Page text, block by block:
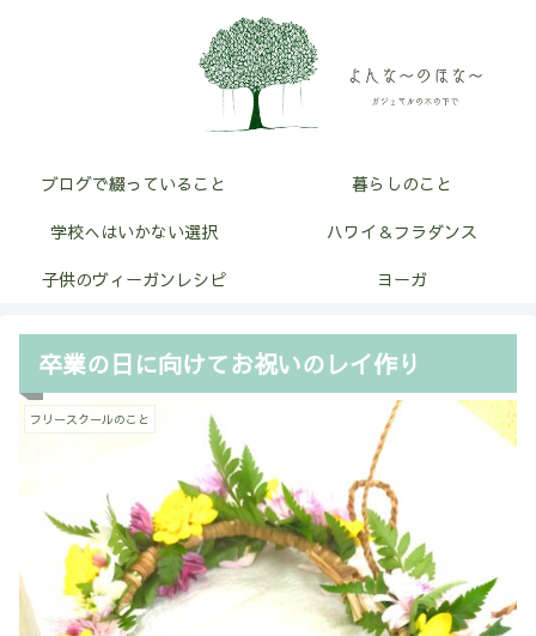
ブログで綴っていること
暮らしのこと
学校へはいかない選択
ハワイ＆フラダンス
子供のヴィーガンレシピ
ヨーガ
卒業の日に向けてお祝いのレイ作り
フリースクールのこと